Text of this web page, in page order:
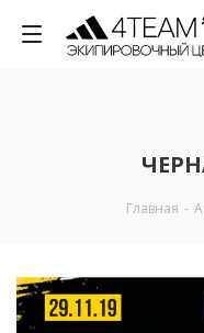
Главная -